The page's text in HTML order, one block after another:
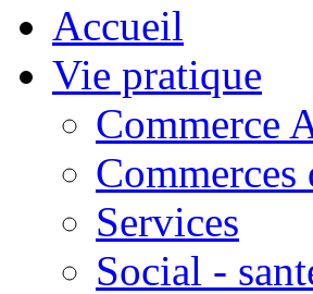
Accueil
Vie pratique
Commerce
Services
Social -